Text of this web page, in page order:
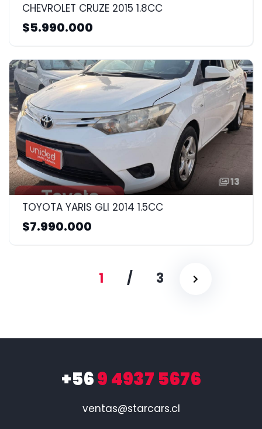
CHEVROLET CRUZE 2015 1.8CC
$5.990.000
13
TOYOTA YARIS GLI 2014 1.5CC
$7.990.000
1 / 3
+569 4937 5676
ventas@starcars.cl